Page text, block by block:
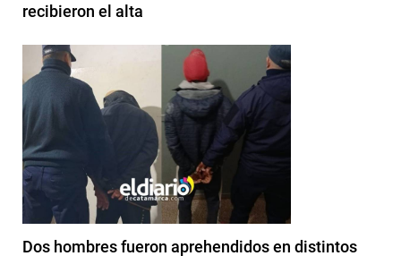
recibieron el alta
Dos hombres fueron aprehendidos en distintos